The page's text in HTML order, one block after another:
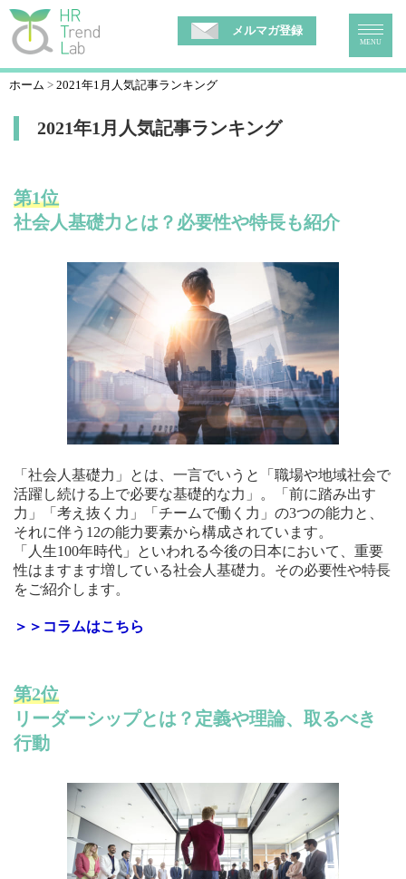
メルマガ登録
MENU
ホーム 2021年1月人気記事ランキング
2021年1月人気記事ランキング
第1位
社会人基礎力とは？必要性や特長も紹介
「社会人基礎力」とは、一言でいうと「職場や地域社会で
活躍し続ける上で必要な基礎的な力」。「前に踏み出す
力」「考え抜く力」「チームで働く力」の3つの能力と、
それに伴う12の能力要素から構成されています。
「人生100年時代」といわれる今後の日本において、重要
性はますます増している社会人基礎力。その必要性や特長
をご紹介します。
＞＞コラムはこちら
第2位
リーダーシップとは？定義や理論、取るべき
行動